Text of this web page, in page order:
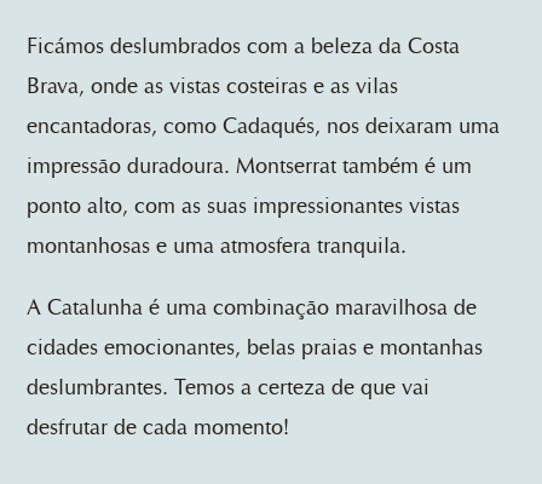
Ficámos deslumbrados com a beleza da Costa
Brava, onde as vistas costeiras e as vilas
encantadoras, como Cadaqués, nos deixaram uma
impressão duradoura. Montserrat também é um
ponto alto, com as suas impressionantes vistas
montanhosas e uma atmosfera tranquila.
A Catalunha é uma combinação maravilhosa de
cidades emocionantes, belas praias e montanhas
deslumbrantes. Temos a certeza de que vai
desfrutar de cada momento!